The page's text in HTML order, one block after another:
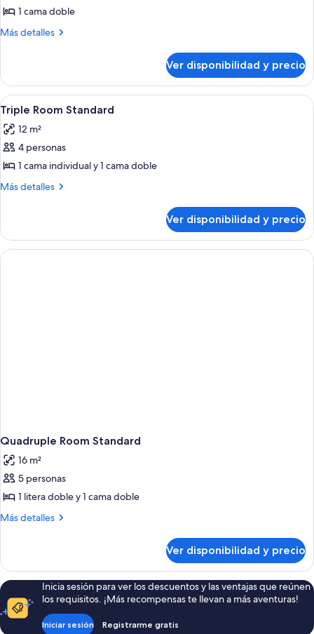
1 cama doble
Más detalles
Más
Room
Standard
Ver disponibilidad y precio
Ver
todas
las
fotos
de
Triple
Un dormitorio con cama, mesita de
1
Triple Room Standard
12 m²
4 personas
1 cama individual y 1 cama doble
Más detalles
Más
Room
Standard
Ver disponibilidad y precio
Quadruple Room Standard
16 m²
5 personas
1 litera doble y 1 cama doble
Más detalles
Más
Room
Standard
Ver disponibilidad y precio
Inicia sesión para ver los descuentos y las ventajas que reúnen
los requisitos. ¡Más recompensas te llevan a más aventuras!
Iniciar sesión Registrarme gratis